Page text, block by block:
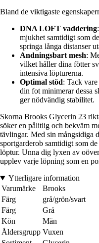
Bland de viktigaste
DNA LOFT vaddering
mjukhet samtidigt som
springa långa distanser
Andningsbart mesh:
vilket håller dina fötter
intensiva löpturerna.
Optimal stöd: Tack
din fot minimerar dessa
ger nödvändig stabilitet.
Skorna Brooks Glycerin 23
söker en pålitlig och bekväm
tävlingar. Med sin mångsidiga
sportgarderob samtidigt som
löptur. Unna dig lyxen av
upplev varje löpning som en
Ytterligare information
Varumärke
Brooks
Färg
grå/grön/svart
Färg
Grå
Kön
Män
Åldersgrupp Vuxen